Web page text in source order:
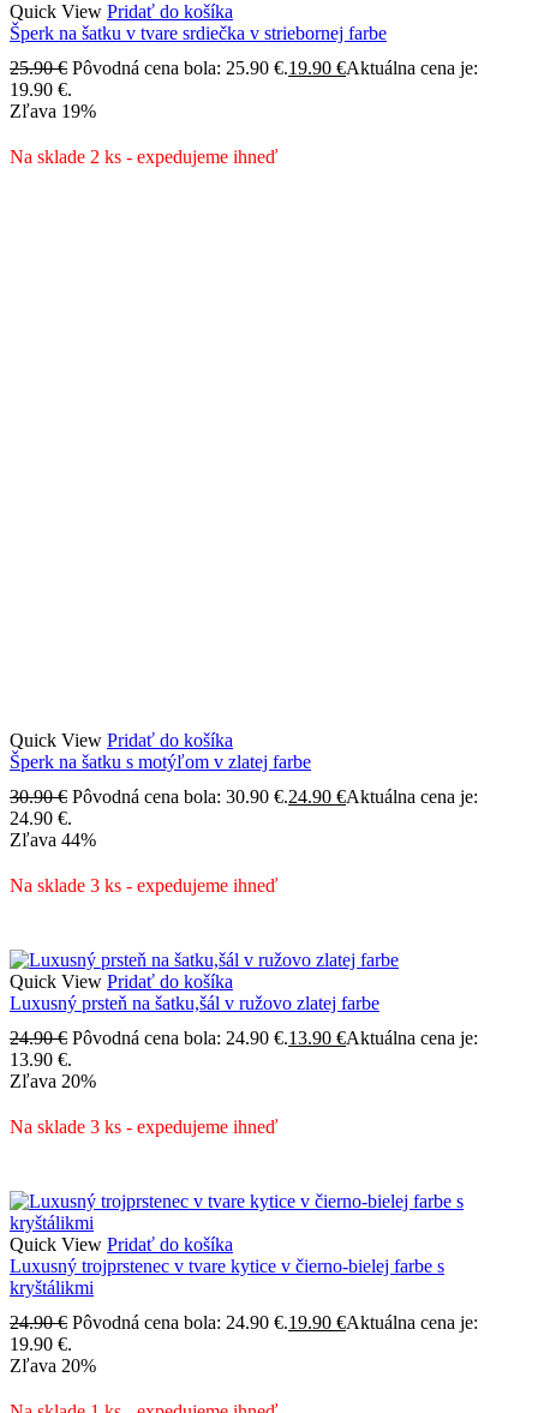
Quick View Pridať do košíka
Šperk na šatku v tvare srdiečka v striebornej farbe
25.90€ Pôvodná cena bola: 25.90 €.19.90 €Aktuálna cena je:
19.90 €.
Zľava 19%
Na sklade 2 ks - expedujeme ihneď
Quick View Pridať do košíka
Šperk na šatku s motýľom v zlatej farbe
30.90€ Pôvodná cena bola: 30.90 €.24.90 €Aktuálna cena je:
24.90 €.
Zľava 44%
Na sklade 3 ks - expedujeme ihneď
Quick View Pridať do košíka
Luxusný prsteň na šatku,šál v ružovo zlatej farbe
24.90€ Pôvodná cena bola: 24.90 €.13.90 €Aktuálna cena je:
13.90 €.
Zľava 20%
Na sklade 3 ks - expedujeme ihneď
Quick View Pridať do košíka
Luxusný trojprstenec v tvare kytice v čierno-bielej farbe s
kryštálikmi
24.90€ Pôvodná cena bola: 24.90 €.19.90 €Aktuálna cena je:
19.90 €.
Zľava 20%